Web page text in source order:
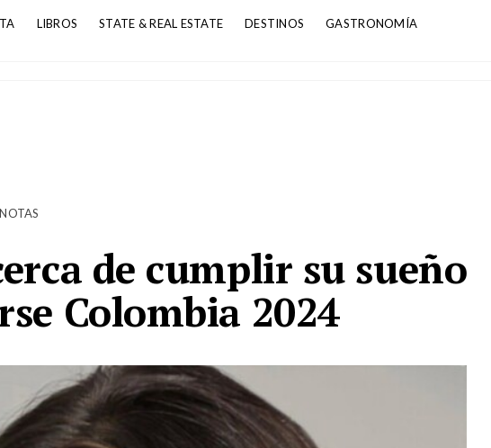
LIBROS STATE & REAL ESTATE DESTINOS GASTRONOMÍA
NOTAS
de cumplir su sueño
Colombia 2024